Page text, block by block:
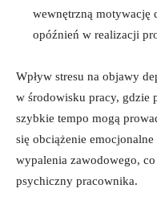
wewnętrzną motywację
opóźnień w realizacji
Wpływ stresu na objawy
w ‌środowisku pracy, gdzie
szybkie ​tempo mogą​
się‌ obciążenie
wypalenia zawodowego,
psychiczny pracownika.